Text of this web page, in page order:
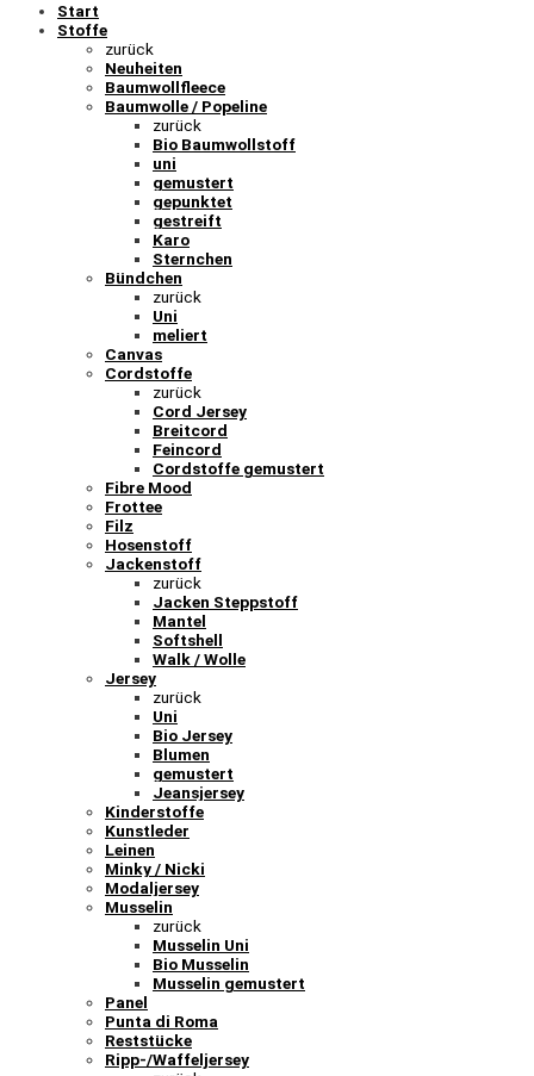
Start
Stoffe
zurück
Neuheiten
Baumwollfleece
Baumwolle / Popeline
zurück
Bio Baumwollstoff
uni
gemustert
gepunktet
gestreift
Karo
Sternchen
Bündchen
zurück
Uni
meliert
Canvas
Cordstoffe
zurück
Cord Jersey
Breitcord
Feincord
Cordstoffe gemustert
Fibre Mood
Frottee
Filz
Hosenstoff
Jackenstoff
zurück
Jacken Steppstoff
Mantel
Softshell
Walk / Wolle
Jersey
zurück
Uni
Bio Jersey
Blumen
gemustert
Jeansjersey
Kinderstoffe
Kunstleder
Leinen
Minky / Nicki
Modaljersey
Musselin
zurück
Musselin Uni
Bio Musselin
Musselin gemustert
Panel
Punta di Roma
Reststücke
Ripp-/Waffeljersey